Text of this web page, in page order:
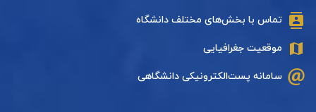
تماس با بخش‌های مختلف دانشگاه
موقعیت جغرافیایی
سامانه پست‌الکترونیکی دانشگاهی